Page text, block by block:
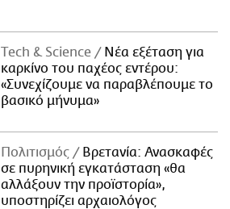
Τech & Science
Νέα εξέταση για
καρκίνο του παχέος εντέρου:
«Συνεχίζουμε να παραβλέπουμε το
βασικό μήνυμα»
Πολιτισμός
Βρετανία: Ανασκαφές
σε πυρηνική εγκατάσταση «θα
αλλάξουν την προϊστορία»,
υποστηρίζει αρχαιολόγος